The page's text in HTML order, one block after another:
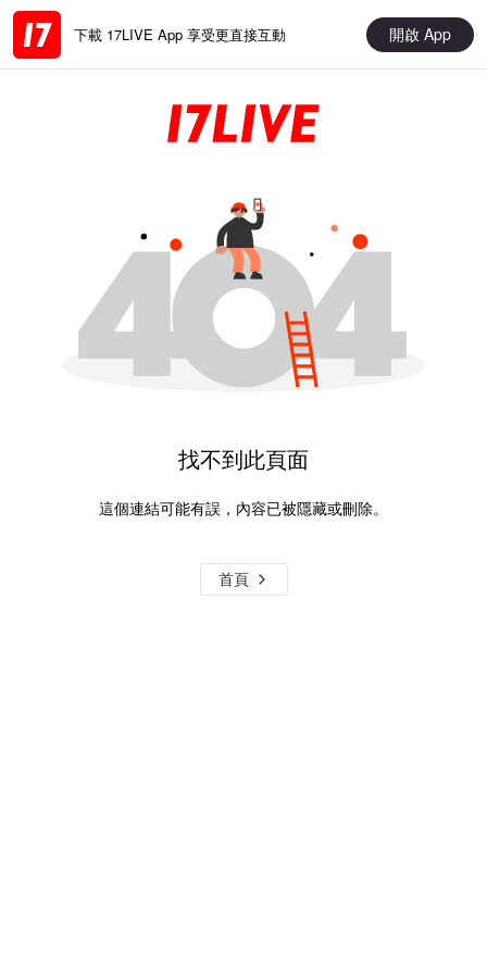
下載 17LIVE App 享受更直接互動 開啟 App
找不到此頁面
這個連結可能有誤，內容已被隱藏或刪除。
首頁